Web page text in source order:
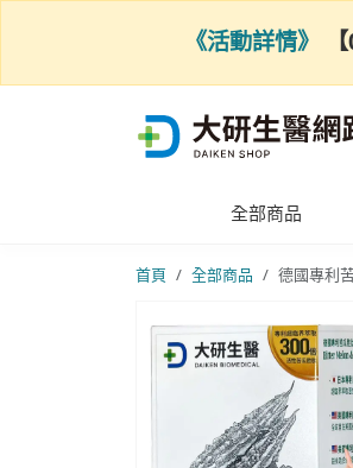
全部商品
首頁 全部商品 德國專利
《活動詳情》